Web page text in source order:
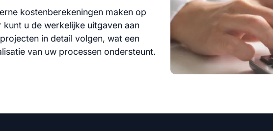
Modules Services
kostenberekeningen maken op
u de werkelijke uitgaven aan
in detail volgen, wat een
van uw processen ondersteunt.